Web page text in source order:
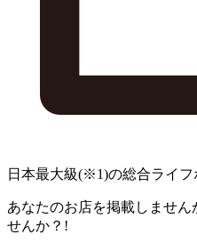
日本最大級(※1)の総合ライフ
あなたのお店を掲載しません
せんか？!